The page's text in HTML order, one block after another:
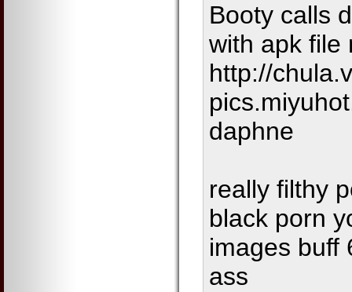
Booty calls
with apk file
http://
daphne
really filthy
black porn
images buff
ass